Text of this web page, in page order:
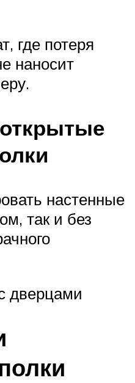
где потеря
наносит
настенные
так и без
дверцами